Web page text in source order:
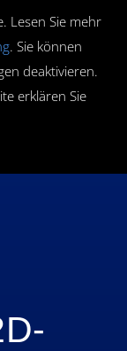
Lesen Sie mehr
. Sie können
deaktivieren.
erklären Sie